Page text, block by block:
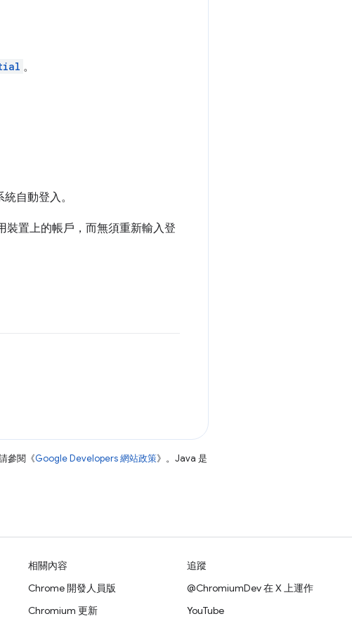
。
統自動登入。
裝置上的帳戶，而無須重新輸入登
參閱《Google Developers 網站政策》。Java 是
相關內容
Chrome 開發人員版
Chromium 更新
追蹤
@ChromiumDev 在 X 上運作
YouTube